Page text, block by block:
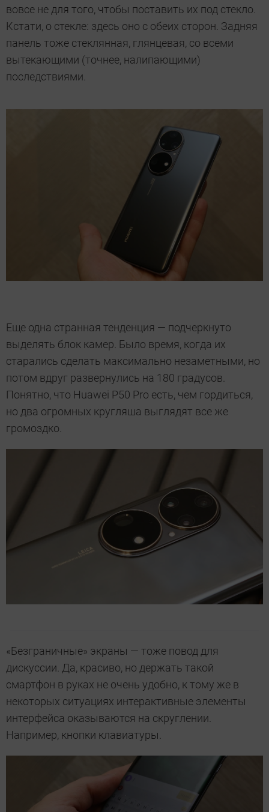
вовсе не для того, чтобы поставить их под стекло.
Кстати, о стекле: здесь оно с обеих сторон. Задняя
панель тоже стеклянная, глянцевая, со всеми
вытекающими (точнее, налипающими)
последствиями.
Еще одна странная тенденция — подчеркнуто
выделять блок камер. Было время, когда их
старались сделать максимально незаметными, но
потом вдруг развернулись на 180 градусов.
Понятно, что Huawei P50 Pro есть, чем гордиться,
но два огромных кругляша выглядят все же
громоздко.
«Безграничные» экраны — тоже повод для
дискуссии. Да, красиво, но держать такой
смартфон в руках не очень удобно, к тому же в
некоторых ситуациях интерактивные элементы
интерфейса оказываются на скруглении.
Например, кнопки клавиатуры.